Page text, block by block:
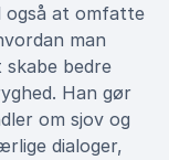
også at omfatte
man
bedre
Han gør
om sjov og
dialoger,